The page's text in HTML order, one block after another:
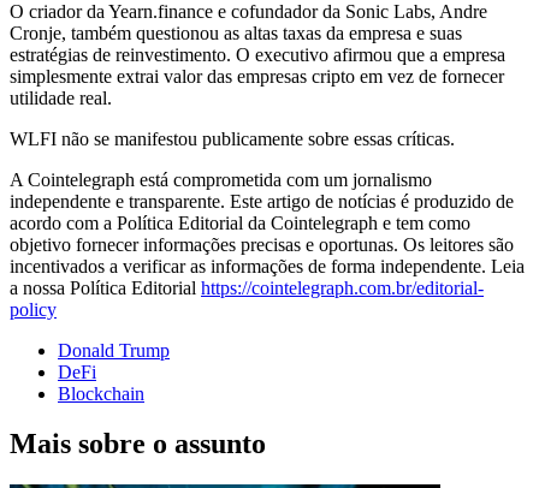
O criador da Yearn.finance e cofundador da Sonic Labs, Andre
Cronje, também questionou as altas taxas da empresa e suas
estratégias de reinvestimento. O executivo afirmou que a empresa
simplesmente extrai valor das empresas cripto em vez de fornecer
utilidade real.
WLFI não se manifestou publicamente sobre essas críticas.
A Cointelegraph está comprometida com um jornalismo
independente e transparente. Este artigo de notícias é produzido de
acordo com a Política Editorial da Cointelegraph e tem como
objetivo fornecer informações precisas e oportunas. Os leitores são
incentivados a verificar as informações de forma independente. Leia
a nossa Política Editorial https://cointelegraph.com.br/editorial-
policy
Donald Trump
DeFi
Blockchain
Mais sobre o assunto